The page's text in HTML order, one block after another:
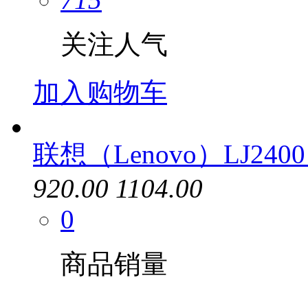
关注人气
加入购物车
联想（Lenovo）
920.00 1104.00
0
商品销量